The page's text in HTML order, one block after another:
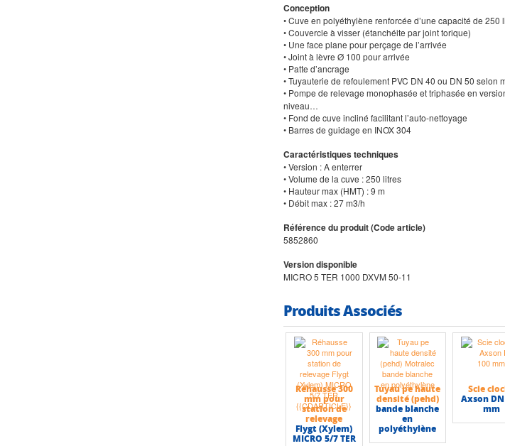
Conception
• Cuve en polyéthylène renforcée d’une capacité de
• Couvercle à visser (étanchéite par joint torique)
• Une face plane pour perçage de l’arrivée
• Joint à lèvre Ø 100 pour arrivée
• Patte d’ancrage
• Tuyauterie de refoulement PVC DN 40 ou DN 50 selon
• Pompe de relevage monophasée et triphasée en
niveau…
• Fond de cuve incliné facilitant l’auto-nettoyage
• Barres de guidage en INOX 304
Caractéristiques techniques
• Version : A enterrer
• Volume de la cuve : 250 litres
• Hauteur max (HMT) : 9 m
• Débit max : 27 m3/h
Référence du produit (Code article)
5852860
Version disponible
MICRO 5 TER 1000 DXVM 50-11
Produits Associés
Réhausse 300
mm pour
station de
relevage
Flygt (Xylem)
MICRO 5/7 TER
Tuyau pe haute
densité (pehd)
bande blanche
en
polyéthylène
Scie
Axson
mm